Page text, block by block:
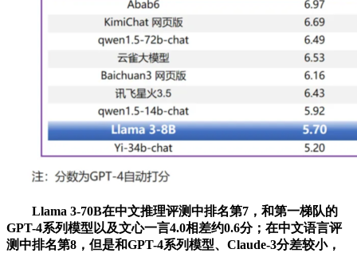
Llama 3-70B在中文推理评测中排名第7，和第一梯队的
GPT-4系列模型以及文心一言4.0相差约0.6分；在中文语言评
测中排名第8，但是和GPT-4系列模型、Claude-3分差较小，